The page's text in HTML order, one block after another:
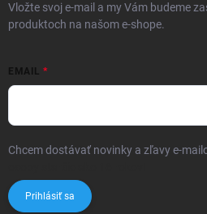
Vložte svoj e-mail a my Vám budeme
produktoch na našom e-shope.
EMAIL
Chcem dostávať novinky a zľavy e-
Prihlásiť sa